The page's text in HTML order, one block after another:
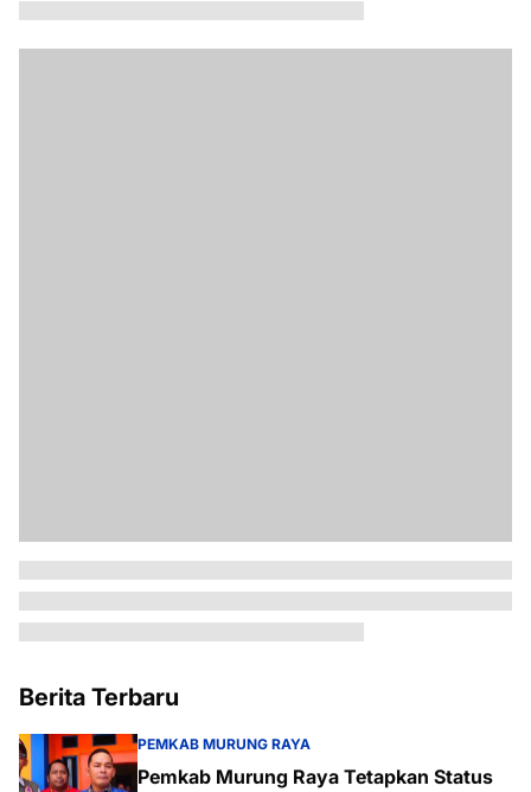
Berita Terbaru
PEMKAB MURUNG RAYA
Pemkab Murung Raya Tetapkan Status